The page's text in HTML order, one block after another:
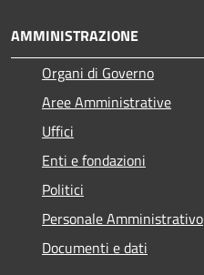
AMMINISTRAZIONE
Organi di Governo
Aree Amministrative
Uffici
Enti e fondazioni
Politici
Personale Amministrativo
Documenti e dati